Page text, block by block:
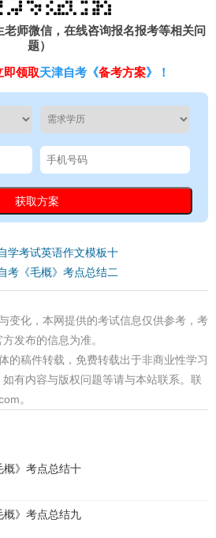
老师微信，在线咨询报名报考等相关问
题）
即领取天津自考《备考方案》！
学考试英语作文模板十
考《毛概》考点总结二
变化，本网提供的考试信息仅供参考，考
发布的信息为准。
的稿件转载，免费转载出于非商业性学习
有内容与版权问题等请与本站联系。联
。
概》考点总结十
概》考点总结九